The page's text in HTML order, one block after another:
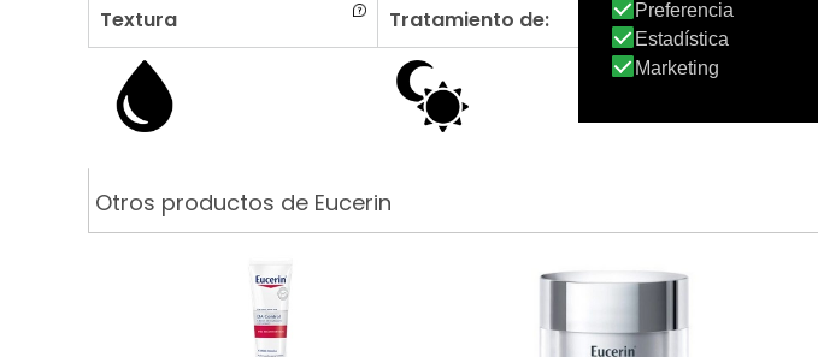
Textura Tratamiento de:
Otros productos de Eucerin